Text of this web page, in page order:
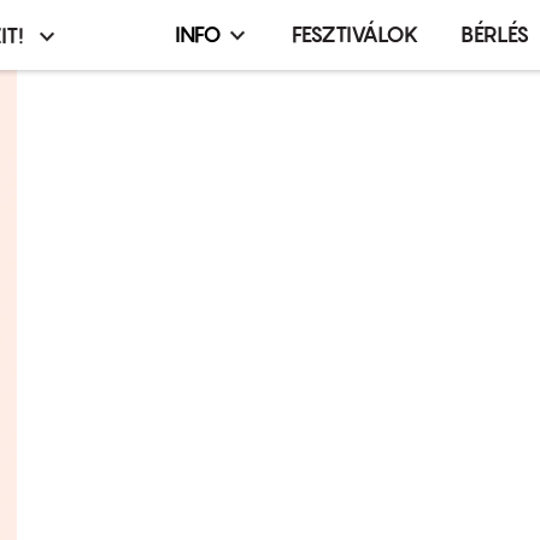
Infó,
INFO FESZTIVÁLOK BÉRLÉS